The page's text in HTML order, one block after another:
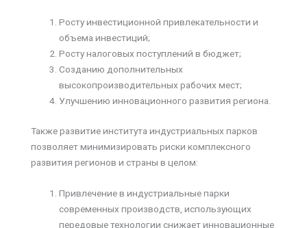
Росту инвестиционной привлекательности и
объема инвестиций;
Росту налоговых поступлений в бюджет;
Созданию дополнительных
высокопроизводительных рабочих мест;
Улучшению инновационного развития региона.
Также развитие института индустриальных парков
позволяет минимизировать риски комплексного
развития регионов и страны в целом:
Привлечение в индустриальные парки
современных производств, использующих
передовые технологии снижает инновационные